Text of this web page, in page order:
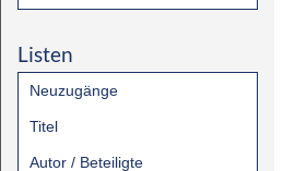
Listen
Neuzugänge
Titel
Autor / Beteiligte